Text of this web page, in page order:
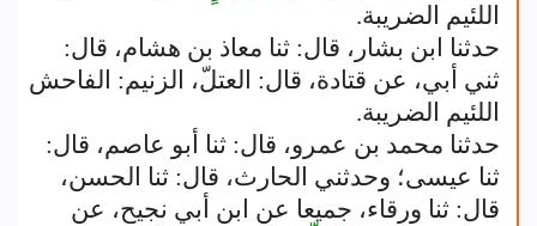
اللئيم الضريبة.
حدثنا ابن بشار، قال: ثنا معاذ بن هشام، قال:
ثني أبي، عن قتادة، قال: العتلّ، الزنيم: الفاحش
اللئيم الضريبة.
حدثنا محمد بن عمرو، قال: ثنا أبو عاصم، قال:
ثنا عيسى؛ وحدثني الحارث، قال: ثنا الحسن،
قال: ثنا ورقاء، جميعا عن ابن أبي نجيح، عن